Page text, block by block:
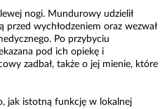
nogi. Mundurowy udzielił
przed wychłodzeniem oraz wezwał
Po przybyciu
pod ich opiekę i
zadbał, także o jej mienie, które
jak istotną funkcję w lokalnej